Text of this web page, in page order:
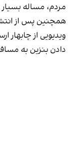
مردم، مساله
همچنین پس از
ویدیویی از
دادن بنزین به